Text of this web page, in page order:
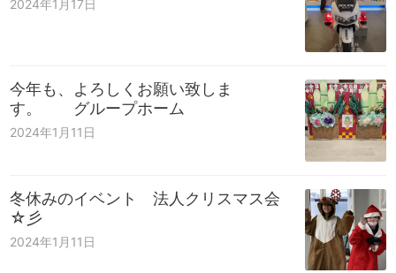
2024年1月17日
今年も、よろしくお願い致しま
す。 グループホーム
2024年1月11日
冬休みのイベント 法人クリスマス会
☆彡
2024年1月11日